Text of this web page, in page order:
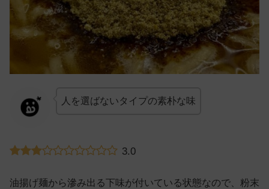
人を選ばないタイプの素朴な味
3.0
油揚げ麺から滲み出る下味が付いている状態なので、粉末